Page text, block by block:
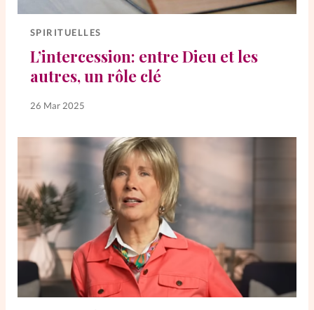
Elles nous inspirent
Entre4yeux
L'anecdote
La Bible au féminin
Lifestyle
Littérature
PersonnElles
RelationnElles
Shopping Spi
SPIRITUELLES
L’intercession: entre Dieu et les
autres, un rôle clé
26 Mar 2025